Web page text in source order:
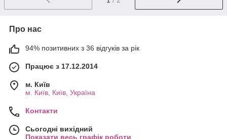
Про нас
94% позитивних з 36 відгуків за рік
Працює з 17.12.2014
м. Київ
м. Київ, Київ, Україна
Контакти
Сьогодні вихідний
Показати весь графік роботи